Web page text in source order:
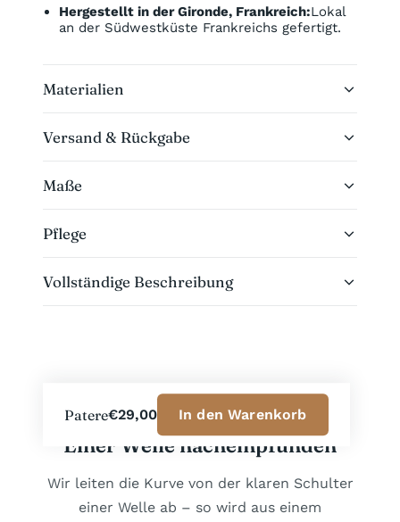
Hergestellt in der Gironde, Frankreich:Lokal
an der Südwestküste Frankreichs gefertigt.
Materialien
Versand & Rückgabe
Maße
Pflege
Vollständige Beschreibung
Patere€29,00 In den Warenkorb
Einer Welle nachempfunden
Wir leiten die Kurve von der klaren Schulter
einer Welle ab – so wird aus einem